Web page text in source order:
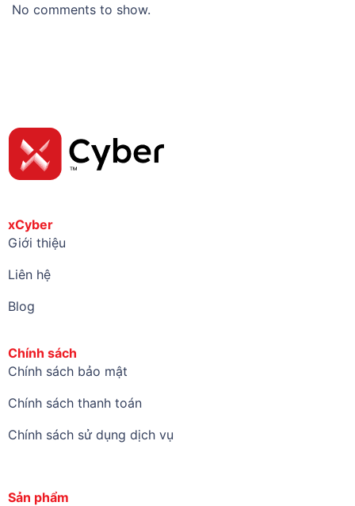
No comments to show.
xCyber
Giới thiệu
Liên hệ
Blog
Chính sách
Chính sách bảo mật
Chính sách thanh toán
Chính sách sử dụng dịch vụ
Sản phẩm